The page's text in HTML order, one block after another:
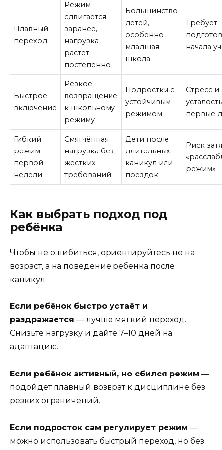
Плавный
переход
Режим
сдвигается
заранее,
нагрузка
растёт
постепенно
Большинство
детей,
особенно
младшая
школа
Требует
начала
Быстрое
включение
Резкое
возвращение
к школьному
режиму
Подростки с
устойчивым
режимом
Стресс и
первые
Гибкий
режим
первой
недели
Смягчённая
нагрузка без
жёстких
требований
Дети после
длительных
каникул или
поездок
Риск
режим»
Как выбрать подход под
ребёнка
Чтобы не ошибиться, ориентируйтесь не на
возраст, а на поведение ребёнка после
каникул.
Если ребёнок быстро устаёт и
раздражается — лучше мягкий переход.
Снизьте нагрузку и дайте 7–10 дней на
адаптацию.
Если ребёнок активный, но сбился режим —
подойдёт плавный возврат к дисциплине без
резких ограничений.
Если подросток сам регулирует режим —
можно использовать быстрый переход, но без